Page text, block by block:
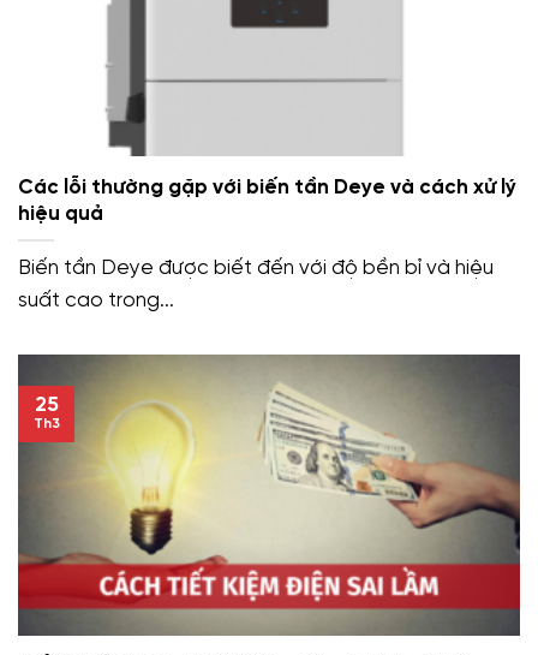
Các lỗi thường gặp với biến tần Deye và cách xử lý
hiệu quả
Biến tần Deye được biết đến với độ bền bỉ và hiệu
suất cao trong...
25
Th3